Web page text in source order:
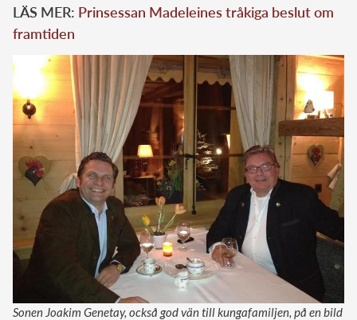
LÄS MER: Prinsessan Madeleines tråkiga beslut om
framtiden
Sonen Joakim Genetay, också god vän till kungafamiljen, på en bild